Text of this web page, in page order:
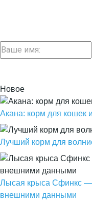
Новое
Акана: корм для кошек
Лучший корм для
Лысая крыса Сфинкс —
внешними данными